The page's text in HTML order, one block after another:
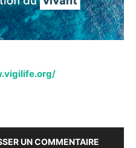
UN COMMENTAIRE